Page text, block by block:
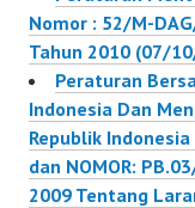
Nomor : 52/M-
Tahun 2010 (07/
Peraturan
Indonesia Dan
Republik
dan NOMOR:
2009 Tentang